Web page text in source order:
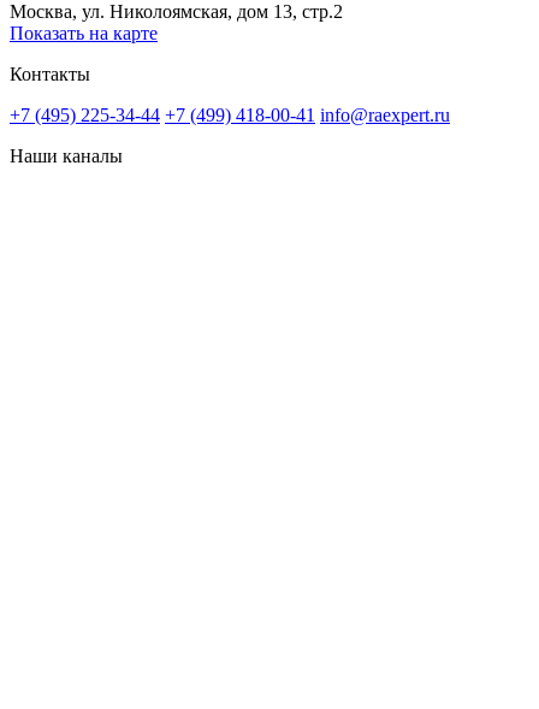
Москва, ул. Николоямская, дом 13, стр.2
Показать на карте
Контакты
+7 (495) 225-34-44 +7 (499) 418-00-41 info@raexpert.ru
Наши каналы